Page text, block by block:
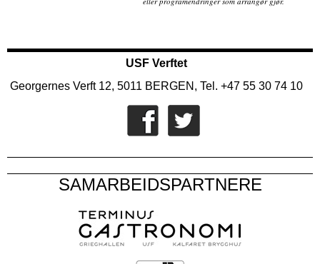
USF Verftet
Georgernes Verft 12, 5011 BERGEN, Tel. +47 55 30 74 10
SAMARBEIDSPARTNERE